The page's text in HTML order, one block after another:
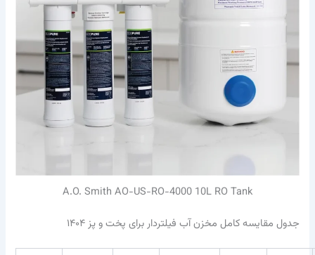
A.O. Smith AO-US-RO-4000 10L RO Tank
جدول مقایسه کامل مخزن آب فیلتردار برای پخت و پز ۱۴۰۴